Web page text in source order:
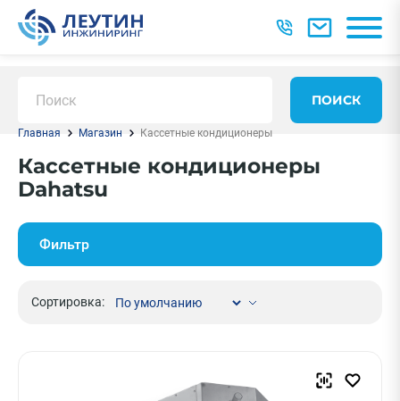
ПОИСК
Главная Магазин Кассетные кондиционеры
Кассетные кондиционеры
Dahatsu
Фильтр
Сортировка: